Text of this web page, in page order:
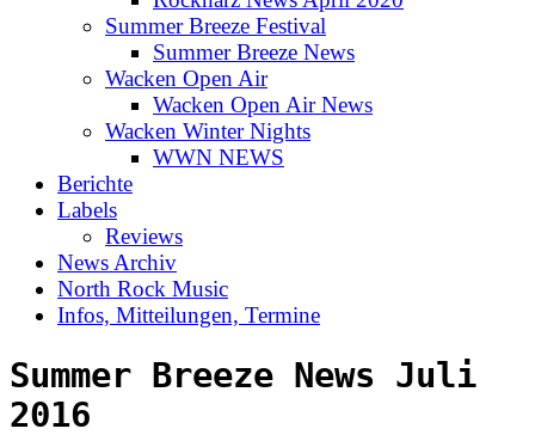
Summer Breeze Festival
Summer Breeze News
Wacken Open Air
Wacken Open Air News
Wacken Winter Nights
WWN NEWS
Berichte
Labels
Reviews
News Archiv
North Rock Music
Infos, Mitteilungen, Termine
Summer Breeze News Juli
2016